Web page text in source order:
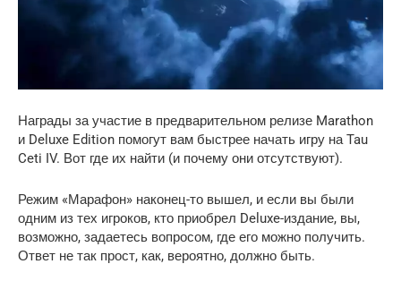
Награды за участие в предварительном релизе Marathon
и Deluxe Edition помогут вам быстрее начать игру на Tau
Ceti IV. Вот где их найти (и почему они отсутствуют).
Режим «Марафон» наконец-то вышел, и если вы были
одним из тех игроков, кто приобрел Deluxe-издание, вы,
возможно, задаетесь вопросом, где его можно получить.
Ответ не так прост, как, вероятно, должно быть.